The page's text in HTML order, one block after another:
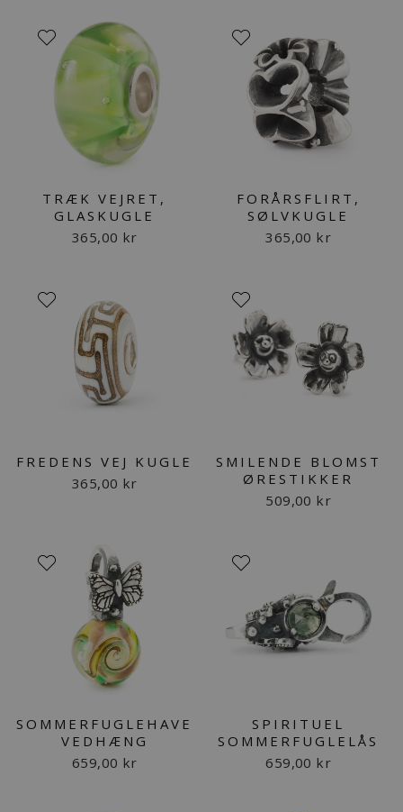
TRÆK VEJRET,
GLASKUGLE
365,00 kr
FORÅRSFLIRT,
SØLVKUGLE
365,00 kr
FREDENS VEJ KUGLE
365,00 kr
SMILENDE BLOMST
ØRESTIKKER
509,00 kr
SOMMERFUGLEHAVE
VEDHÆNG
659,00 kr
SPIRITUEL
SOMMERFUGLELÅS
659,00 kr